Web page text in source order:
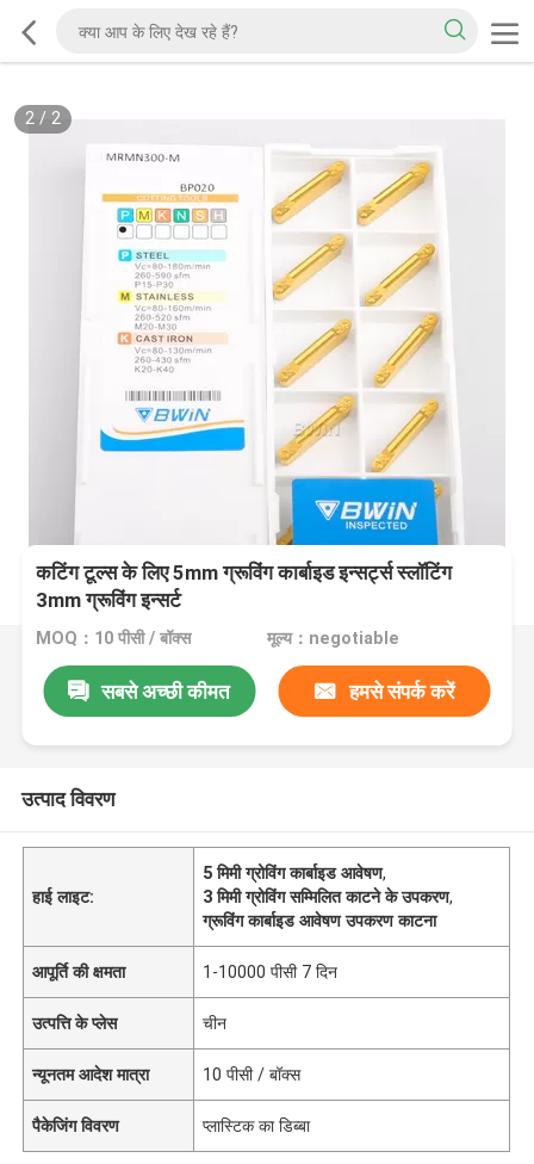
2/ 2
कटिंग टूल्स के लिए 5mm ग्रूविंग कार्बाइड इन्सर्ट्स स्लॉटिंग
3mm ग्रूविंग इन्सर्ट
MOQ：10 पीसी / बॉक्स मूल्य：negotiable
सबसे अच्छी कीमत हमसे संपर्क करें
उत्पाद विवरण
हाई लाइट:
5 मिमी ग्रोविंग कार्बाइड आवेषण,
3 मिमी ग्रोविंग सम्मिलित काटने के उपकरण,
ग्रूविंग कार्बाइड आवेषण उपकरण काटना
आपूर्ति की क्षमता 1-10000 पीसी 7 दिन
उत्पत्ति के प्लेस चीन
न्यूनतम आदेश मात्रा 10 पीसी / बॉक्स
पैकेजिंग विवरण प्लास्टिक का डिब्बा